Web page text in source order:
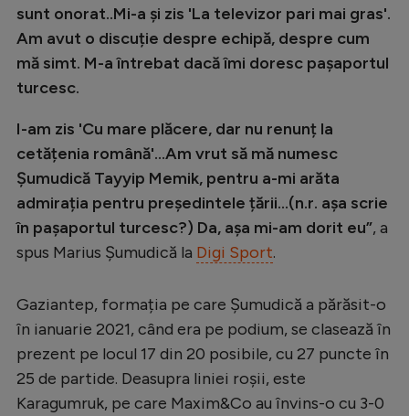
Rugby
Ciclism
JO 2024
JO 2026
Creează cont
sunt onorat..Mi-a și zis 'La televizor pari mai gras'.
Am avut o discuție despre echipă, despre cum
mă simt. M-a întrebat dacă îmi doresc pașaportul
turcesc.
I-am zis 'Cu mare plăcere, dar nu renunț la
cetățenia română'...Am vrut să mă numesc
Șumudică Tayyip Memik, pentru a-mi arăta
admirația pentru președintele țării...(n.r. așa scrie
în pașaportul turcesc?) Da, așa mi-am dorit eu”, a
spus Marius Șumudică la Digi Sport.
Gaziantep, formația pe care Șumudică a părăsit-o
în ianuarie 2021, când era pe podium, se clasează în
prezent pe locul 17 din 20 posibile, cu 27 puncte în
25 de partide. Deasupra liniei roșii, este
Karagumruk, pe care Maxim&Co au învins-o cu 3-0